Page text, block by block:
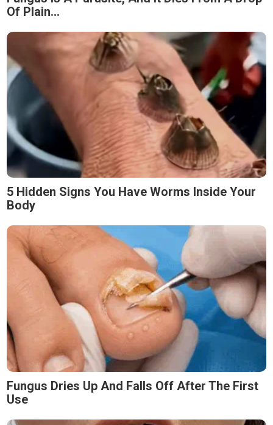
Of Plain...
5 Hidden Signs You Have Worms Inside Your
Body
Fungus Dries Up And Falls Off After The First
Use